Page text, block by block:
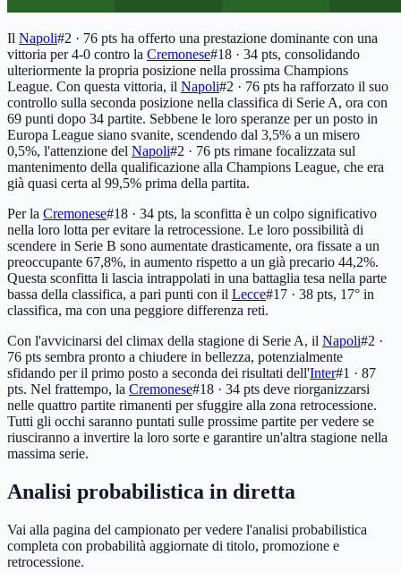
Il Napoli#2 · 76 pts ha offerto una prestazione dominante con una
vittoria per 4-0 contro la Cremonese#18 · 34 pts, consolidando
ulteriormente la propria posizione nella prossima Champions
League. Con questa vittoria, il Napoli#2 · 76 pts ha rafforzato il suo
controllo sulla seconda posizione nella classifica di Serie A, ora con
69 punti dopo 34 partite. Sebbene le loro speranze per un posto in
Europa League siano svanite, scendendo dal 3,5% a un misero
0,5%, l'attenzione del Napoli#2 · 76 pts rimane focalizzata sul
mantenimento della qualificazione alla Champions League, che era
già quasi certa al 99,5% prima della partita.
Per la Cremonese#18 · 34 pts, la sconfitta è un colpo significativo
nella loro lotta per evitare la retrocessione. Le loro possibilità di
scendere in Serie B sono aumentate drasticamente, ora fissate a un
preoccupante 67,8%, in aumento rispetto a un già precario 44,2%.
Questa sconfitta li lascia intrappolati in una battaglia tesa nella parte
bassa della classifica, a pari punti con il Lecce#17 · 38 pts, 17° in
classifica, ma con una peggiore differenza reti.
Con l'avvicinarsi del climax della stagione di Serie A, il Napoli#2 ·
76 pts sembra pronto a chiudere in bellezza, potenzialmente
sfidando per il primo posto a seconda dei risultati dell'Inter#1 · 87
pts. Nel frattempo, la Cremonese#18 · 34 pts deve riorganizzarsi
nelle quattro partite rimanenti per sfuggire alla zona retrocessione.
Tutti gli occhi saranno puntati sulle prossime partite per vedere se
riusciranno a invertire la loro sorte e garantire un'altra stagione nella
massima serie.
Analisi probabilistica in diretta
Vai alla pagina del campionato per vedere l'analisi probabilistica
completa con probabilità aggiornate di titolo, promozione e
retrocessione.